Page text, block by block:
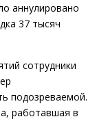
аннулировано
37 тысяч
сотрудники
подозреваемой.
работавшая в